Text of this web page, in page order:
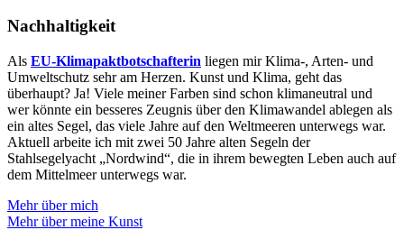
Nachhaltigkeit
Als EU-Klimapaktbotschafterin liegen mir Klima-, Arten- und
Umweltschutz sehr am Herzen. Kunst und Klima, geht das
überhaupt? Ja! Viele meiner Farben sind schon klimaneutral und
wer könnte ein besseres Zeugnis über den Klimawandel ablegen als
ein altes Segel, das viele Jahre auf den Weltmeeren unterwegs war.
Aktuell arbeite ich mit zwei 50 Jahre alten Segeln der
Stahlsegelyacht „Nordwind“, die in ihrem bewegten Leben auch auf
dem Mittelmeer unterwegs war.
Mehr über mich
Mehr über meine Kunst